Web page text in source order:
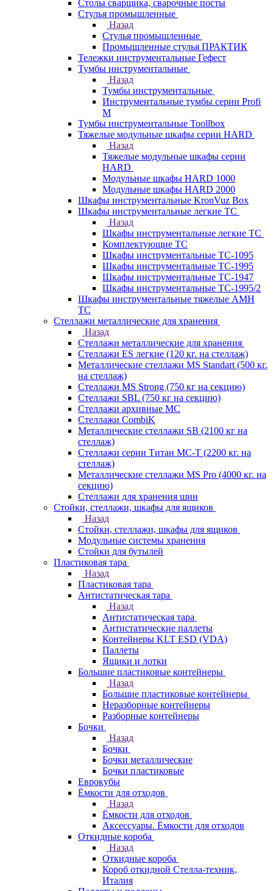
Столы сварщика, сварочные посты
Стулья промышленные
Назад
Стулья промышленные
Промышленные стулья ПРАКТИК
Тележки инструментальные Гефест
Тумбы инструментальные
Назад
Тумбы инструментальные
Инструментальные тумбы серии Profi
M
Тумбы инструментальные Toollbox
Тяжелые модульные шкафы серии HARD
Назад
Тяжелые модульные шкафы серии
HARD
Модульные шкафы HARD 1000
Модульные шкафы HARD 2000
Шкафы инструментальные KronVuz Box
Шкафы инструментальные легкие ТС
Назад
Шкафы инструментальные легкие ТС
Комплектующие ТС
Шкафы инструментальные TC-1095
Шкафы инструментальные TC-1995
Шкафы инструментальные ТС-1947
Шкафы инструментальные ТС-1995/2
Шкафы инструментальные тяжелые AMH
TC
Стеллажи металлические для хранения
Назад
Стеллажи металлические для хранения
Стеллажи ES легкие (120 кг. на стеллаж)
Металлические стеллажи MS Standart (500 кг.
на стеллаж)
Стеллажи MS Strong (750 кг на секцию)
Стеллажи SBL (750 кг на секцию)
Стеллажи архивные МС
Стеллажи CombiK
Металлические стеллажи SB (2100 кг на
стеллаж)
Стеллажи серии Титан МС-Т (2200 кг. на
стеллаж)
Металлические стеллажи MS Pro (4000 кг. на
секцию)
Стеллажи для хранения шин
Стойки, стеллажи, шкафы для ящиков
Назад
Стойки, стеллажи, шкафы для ящиков
Модульные системы хранения
Стойки для бутылей
Пластиковая тара
Назад
Пластиковая тара
Антистатическая тара
Назад
Антистатическая тара
Антистатические паллеты
Контейнеры KLT ESD (VDA)
Паллеты
Ящики и лотки
Большие пластиковые контейнеры
Назад
Большие пластиковые контейнеры
Неразборные контейнеры
Разборные контейнеры
Бочки
Назад
Бочки
Бочки металлические
Бочки пластиковые
Еврокубы
Ёмкости для отходов
Назад
Ёмкости для отходов
Аксессуары. Ёмкости для отходов
Откидные короба
Назад
Откидные короба
Короб откидной Стелла-техник,
Италия